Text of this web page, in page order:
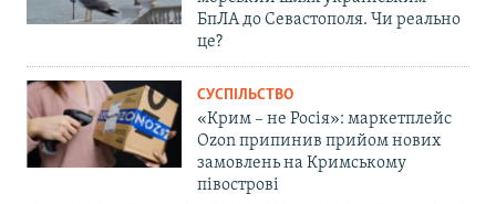
БпЛА до Севастополя. Чи реально
це?
СУСПІЛЬСТВО
«Крим – не Росія»: маркетплейс
Ozon припинив прийом нових
замовлень на Кримському
півострові